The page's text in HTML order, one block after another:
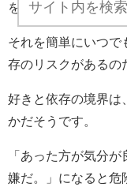
を望む生き物です。
それを簡単にいつで
存のリスクがあるの
好きと依存の境界は
かだそうです。
「あった方が気分
嫌だ。」になると危